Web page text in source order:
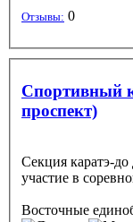
Отзывы: 0
Спортивный
проспект)
Секция каратэ-до
участие в
Восточные